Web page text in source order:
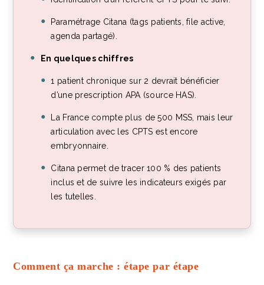
Paramétrage Citana (tags patients, file active,
agenda partagé).
En quelques chiffres
1 patient chronique sur 2 devrait bénéficier
d’une prescription APA (source HAS).
La France compte plus de 500 MSS, mais leur
articulation avec les CPTS est encore
embryonnaire.
Citana permet de tracer 100 % des patients
inclus et de suivre les indicateurs exigés par
les tutelles.
Comment ça marche : étape par étape